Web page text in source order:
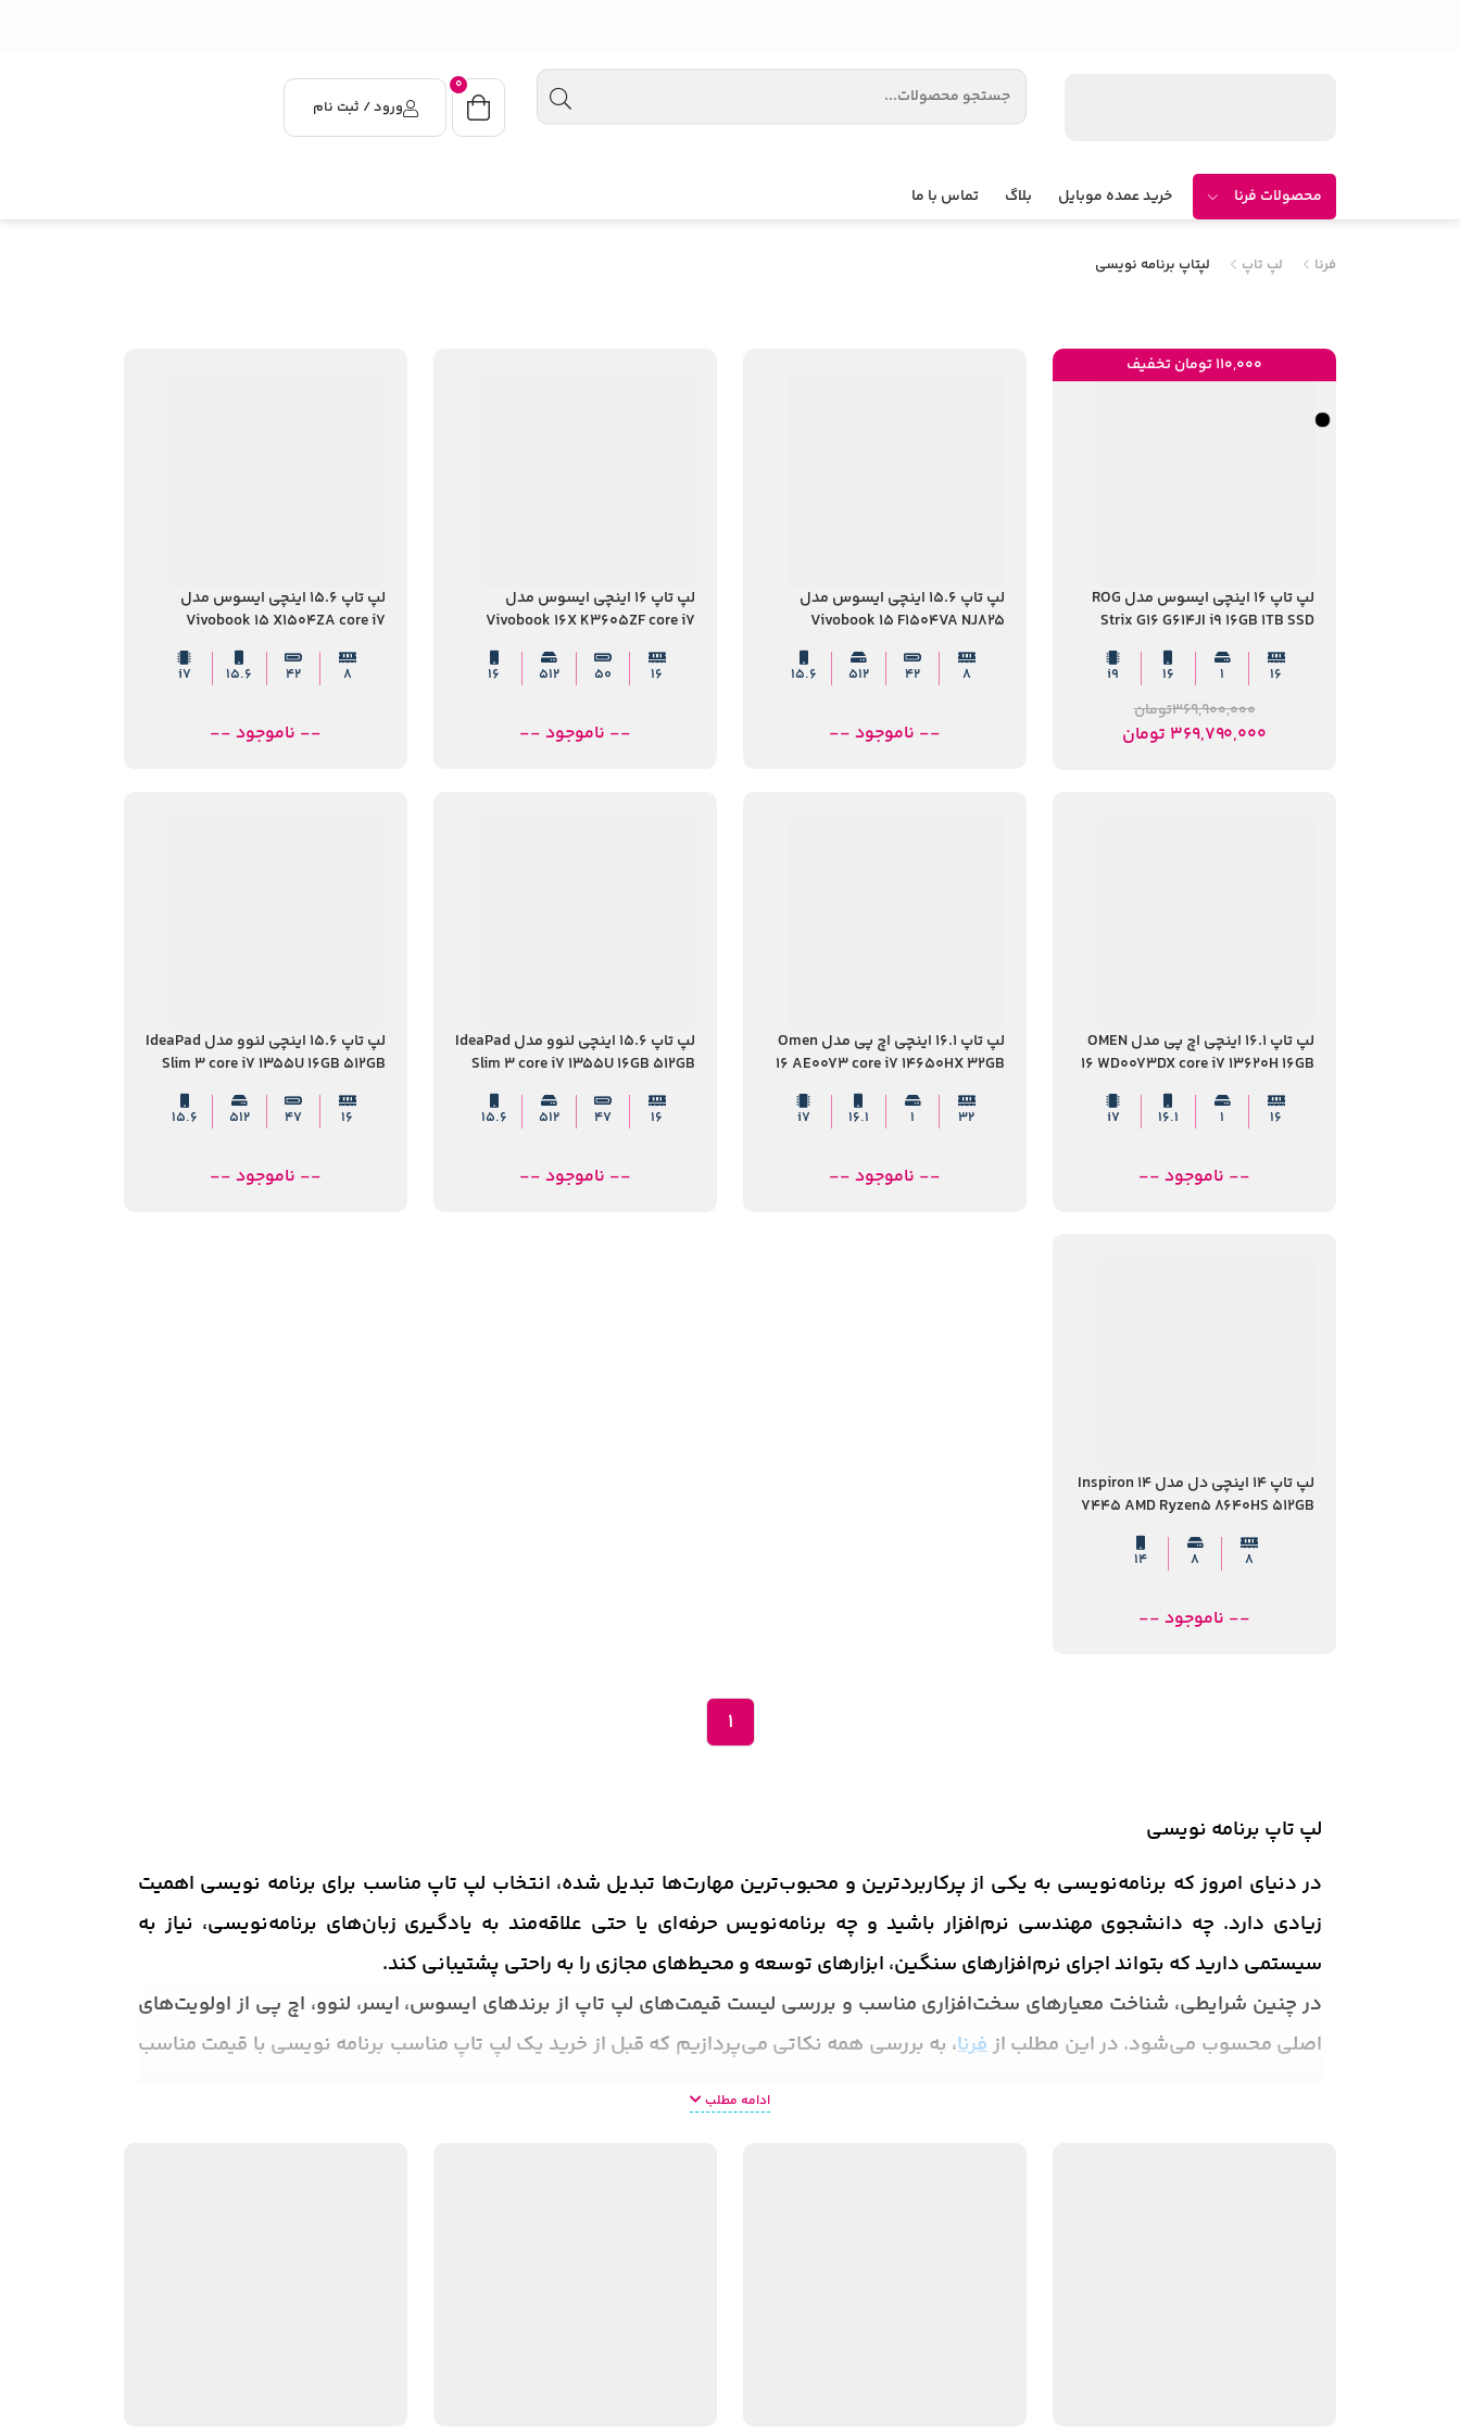
0
ورود / ثبت نام
محصولات فرنا خرید عمده موبایل بلاگ تماس با ما
فرنا لپ تاپ لپتاپ برنامه نویسی
لپ تاپ 16 اینچی ایسوس مدل ROG
Strix G16 G614JI i9 16GB 1TB SSD
16
1
16
i9
369,900,000تومان
369,790,000 تومان
110,000 تومان تخفیف
لپ تاپ 15.6 اینچی ایسوس مدل
Vivobook 15 F1504VA NJ825
corei7 1355U 8GB 512GB SSD
8
42
512
15.6
-- ناموجود --
لپ تاپ 16 اینچی ایسوس مدل
Vivobook 16X K3605ZF core i7
16
50
512
16
-- ناموجود --
لپ تاپ 15.6 اینچی ایسوس مدل
Vivobook 15 X1504ZA core i7
1255U 8GB 512GB SSD Iris Xe
8
42
15.6
i7
-- ناموجود --
لپ تاپ 16.1 اینچی اچ پی مدل OMEN
16 WD0073DX core i7 13620H 16GB
1TB SSD 8GB RTX4060
16 ۱ 16.1
i7
-- ناموجود --
لپ تاپ 16.1 اینچی اچ پی مدل Omen
16 AE0073 core i7 14650HX 32GB
1TB SSD 8GB RTX 4060
32
1
16.1
i7
-- ناموجود --
لپ تاپ 15.6 اینچی لنوو مدل IdeaPad
Slim 3 core i7 1355U 16GB 512GB
16
47
512
15.6
-- ناموجود --
لپ تاپ 15.6 اینچی لنوو مدل IdeaPad
Slim 3 core i7 1355U 16GB 512GB
16
47
512
15.6
-- ناموجود --
لپ تاپ 14 اینچی دل مدل Inspiron 14
7445 AMD Ryzen5 8640HS 512GB
SSD 8GB DDR5 AMD Radeon 2GB
8
8
14
-- ناموجود --
1
لپ تاپ برنامه نویسی
در دنیای امروز که برنامه‌نویسی به یکی از پرکاربردترین و محبوب‌ترین مهارت‌ها تبدیل شده، انتخاب لپ تاپ مناسب برای برنامه نویسی اهمیت
زیادی دارد. چه دانشجوی مهندسی نرم‌افزار باشید و چه برنامه‌نویس حرفه‌ای یا حتی علاقه‌مند به یادگیری زبان‌های برنامه‌نویسی، نیاز به
سیستمی دارید که بتواند اجرای نرم‌افزارهای سنگین، ابزارهای توسعه و محیط‌های مجازی را به راحتی پشتیبانی کند.
در چنین شرایطی، شناخت معیارهای سخت‌افزاری مناسب و بررسی لیست قیمت‌های لپ تاپ از برندهای ایسوس، ایسر، لنوو، اچ پی از اولویت‌های
اصلی محسوب می‌شود. در این مطلب ازفرنا، به بررسی همه نکاتی می‌پردازیم که قبل از خرید یک لپ تاپ مناسب برنامه نویسی با قیمت مناسب
ادامه مطلب